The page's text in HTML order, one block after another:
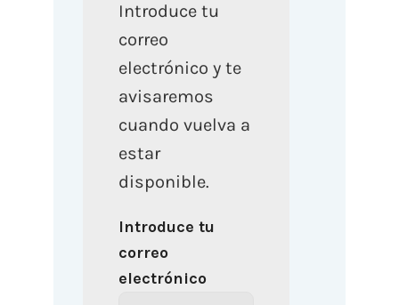
Introduce tu
correo
electrónico y te
avisaremos
cuando vuelva a
estar
disponible.
Introduce tu
correo
electrónico